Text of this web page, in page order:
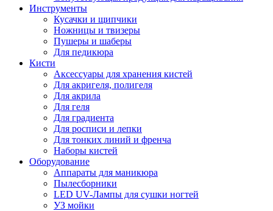
Инструменты
Кусачки и щипчики
Ножницы и твизеры
Пушеры и шаберы
Для педикюра
Кисти
Аксессуары для хранения кистей
Для акригеля, полигеля
Для акрила
Для геля
Для градиента
Для росписи и лепки
Для тонких линий и френча
Наборы кистей
Оборудование
Аппараты для маникюра
Пылесборники
LED UV-Лампы для сушки ногтей
УЗ мойки